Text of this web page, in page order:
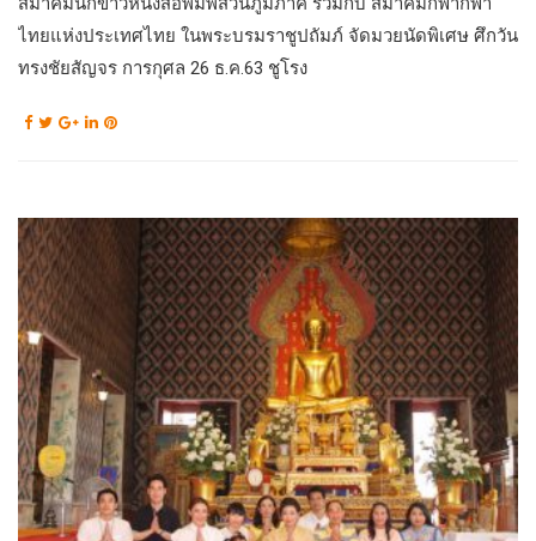
ไทยแห่งประเทศไทย ในพระบรมราชูปถัมภ์ จัดมวยนัดพิเศษ ศึกวัน
ทรงชัยสัญจร การกุศล 26 ธ.ค.63 ชูโรง